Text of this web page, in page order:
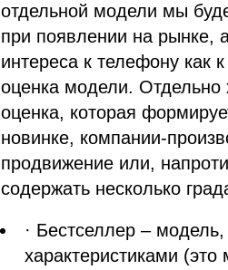
отдельной модели мы
при появлении на рынке,
интереса к телефону как
оценка модели. Отдельно
оценка, которая
новинке, компании-
продвижение или,
содержать несколько
· Бестселлер –
характеристиками